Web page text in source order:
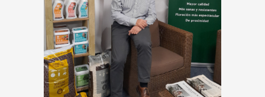
completo
aquí https://lnkd.in/eu8sr5RS